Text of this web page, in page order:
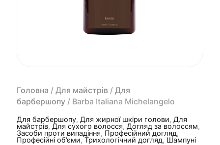
Головна / Для майстрів / Для
барбершопу / Barba Italiana Michelangelo
Для барбершопу, Для жирної шкіри голови, Для
майстрів, Для сухого волосся, Догляд за волоссям,
Засоби проти випадіння, Професійний догляд,
Професійні об’єми,Трихологічний догляд, Шампуні